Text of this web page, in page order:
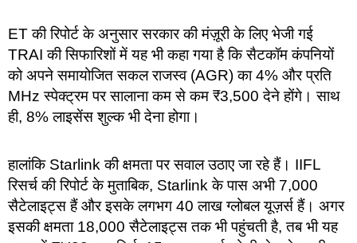
ET की रिपोर्ट के अनुसार सरकार की मंज़ूरी के लिए भेजी गई
TRAI की सिफारिशों में यह भी कहा गया है कि सैटकॉम कंपनियों
को अपने समायोजित सकल राजस्व (AGR) का 4% और प्रति
MHz स्पेक्ट्रम पर सालाना कम से कम ₹3,500 देने होंगे। साथ
ही, 8% लाइसेंस शुल्क भी देना होगा।
हालांकि Starlink की क्षमता पर सवाल उठाए जा रहे हैं। IIFL
रिसर्च की रिपोर्ट के मुताबिक, Starlink के पास अभी 7,000
सैटेलाइट्स हैं और इसके लगभग 40 लाख ग्लोबल यूज़र्स हैं। अगर
इसकी क्षमता 18,000 सैटेलाइट्स तक भी पहुंचती है, तब भी यह